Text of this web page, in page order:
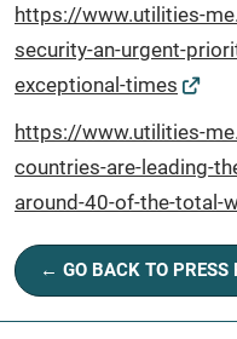
https://www.utilities-
security-an-urgent-
exceptional-times
https://www.utilities-
countries-are-leading-
around-40-of-the-total-
← GO BACK TO PRESS